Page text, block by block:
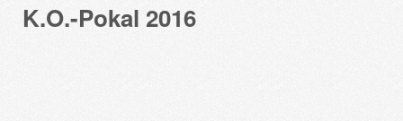
K.O.-Pokal 2016